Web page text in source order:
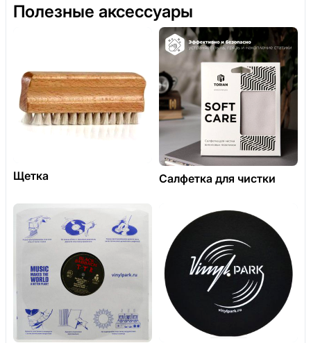
Полезные аксессуары
Щетка Салфетка для чистки